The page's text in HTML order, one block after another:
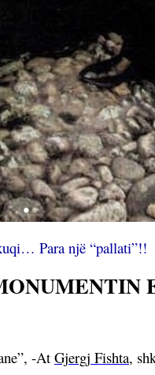
Para një “pallati”!!
-At Gjergj Fishta,